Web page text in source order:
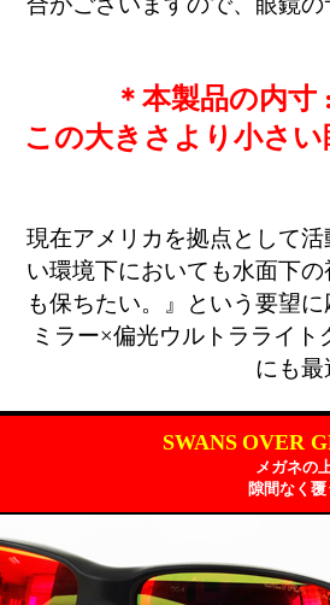
＊本製品の内寸
この大きさより小さ
現在アメリカを拠点として
い環境下においても水面下
も保ちたい。』という要望
ミラー×偏光ウルトラライ
にも
SWANS OVER
メガネの
隙間なく